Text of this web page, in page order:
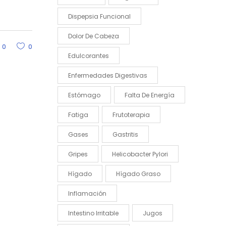
0 0
Dispepsia Funcional
Dolor De Cabeza
Edulcorantes
Enfermedades Digestivas
Estómago Falta De Energía
Fatiga Frutoterapia
Gases Gastritis
Gripes Helicobacter Pylori
Hígado Hígado Graso
Inflamación
Intestino Irritable Jugos